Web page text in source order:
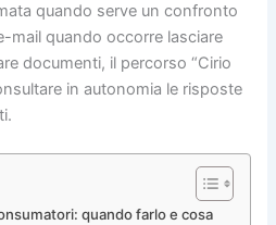
quando serve un confronto
mail quando occorre lasciare
documenti, il percorso “Cirio
in autonomia le risposte
quando farlo e cosa